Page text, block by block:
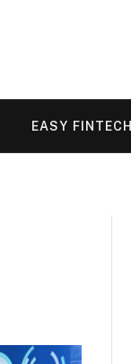
EASY FINTECH